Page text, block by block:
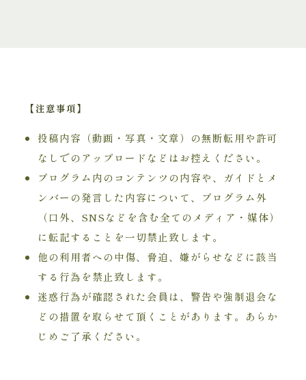
【注意事項】
投稿内容（動画・写真・文章）の無断転用や許可
なしでのアップロードなどはお控えください。
プログラム内のコンテンツの内容や、ガイドとメ
ンバーの発言した内容について、プログラム外
（口外、SNSなどを含む全てのメディア・媒体）
に転記することを一切禁止致します。
他の利用者への中傷、脅迫、嫌がらせなどに該当
する行為を禁止致します。
迷惑行為が確認された会員は、警告や強制退会な
どの措置を取らせて頂くことがあります。あらか
じめご了承ください。